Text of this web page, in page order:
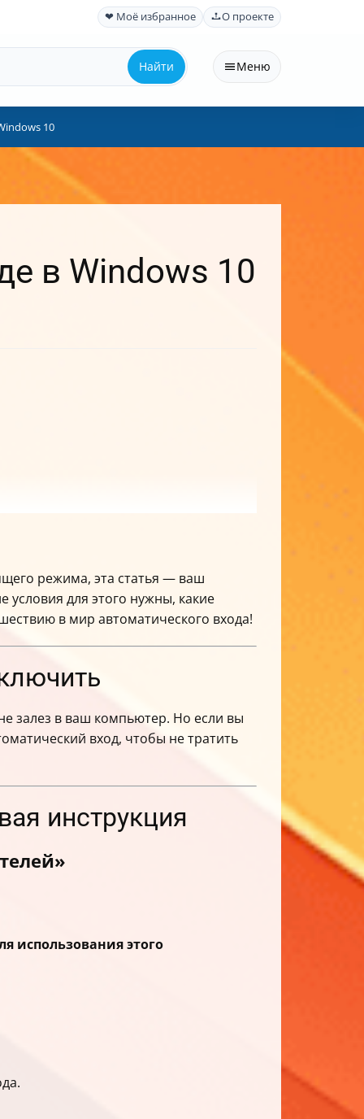
❤ Моё избранное О проекте
Найти Меню
10
в Windows 10
режима, эта статья — ваш
условия для этого нужны, какие
в мир автоматического входа!
залез в ваш компьютер. Но если вы
вход, чтобы не тратить
инструкция
использования этого